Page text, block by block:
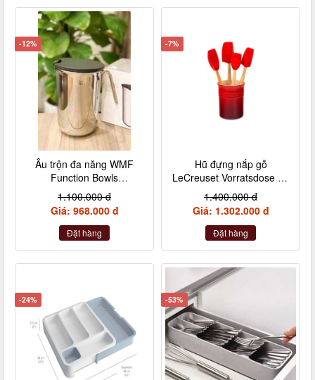
-12%
Âu trộn đa năng WMF
Function Bowls
Rührschüssel mit Griff Ø
12,5 cm Cromargan
Edelstahl (WMF
Arbeitsschüssel
Stabmixer)
1.100.000 đ
Giá: 968.000 đ
Đặt hàng
-7%
Hũ đựng nắp gỗ
LeCreuset Vorratsdose m.
Holzdeckel 10cm Kirsche-
màu đỏ
1.400.000 đ
Giá: 1.302.000 đ
Đặt hàng
-24% -53%